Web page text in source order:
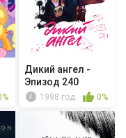
Дикий ангел -
Эпизод 240
1998 год 0%